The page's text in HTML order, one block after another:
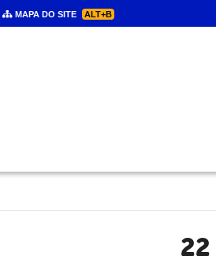
MAPA DO SITE ALT+B
22